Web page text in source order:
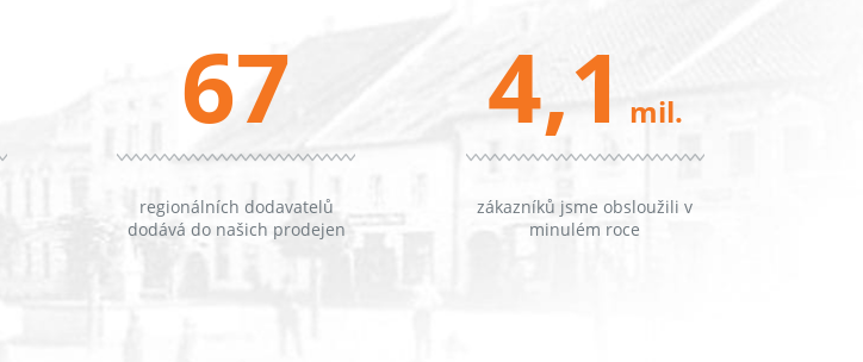
67
regionálních dodavatelů
dodává do našich prodejen
4,1 mil.
zákazníků jsme obsloužili v
minulém roce